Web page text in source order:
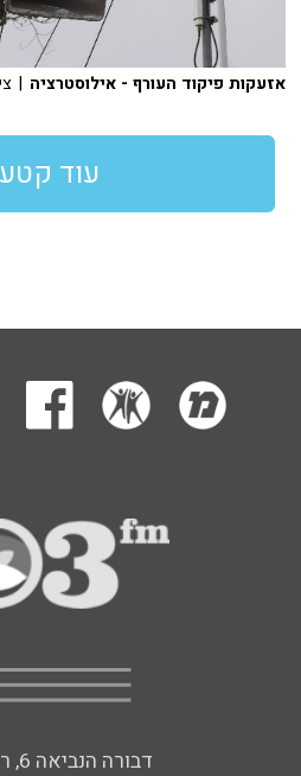
אזעקות פיקוד העורף - אילוסטרציה |
עוד
דבורה הנביאה 6, רמת השרון